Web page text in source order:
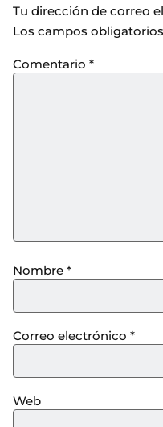
Tu dirección de correo
Los campos
Comentario *
Nombre *
Correo electrónico *
Web